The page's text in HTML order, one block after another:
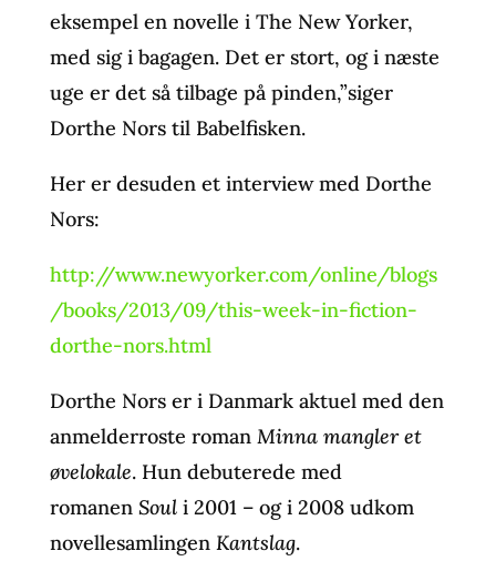
eksempel en novelle i The New Yorker,
med sig i bagagen. Det er stort, og i næste
uge er det så tilbage på pinden,”siger
Dorthe Nors til Babelfisken.
Her er desuden et interview med Dorthe
Nors:
http://www.newyorker.com/online/blogs
/books/2013/09/this-week-in-fiction-
dorthe-nors.html
Dorthe Nors er i Danmark aktuel med den
anmelderroste roman Minna mangler et
øvelokale. Hun debuterede med
romanen Soul i 2001 – og i 2008 udkom
novellesamlingen Kantslag.